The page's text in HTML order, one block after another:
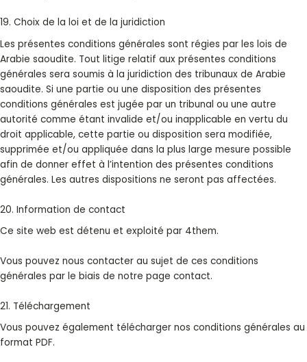
19. Choix de la loi et de la juridiction
Les présentes conditions générales sont régies par les lois de
Arabie saoudite. Tout litige relatif aux présentes conditions
générales sera soumis à la juridiction des tribunaux de Arabie
saoudite. Si une partie ou une disposition des présentes
conditions générales est jugée par un tribunal ou une autre
autorité comme étant invalide et/ou inapplicable en vertu du
droit applicable, cette partie ou disposition sera modifiée,
supprimée et/ou appliquée dans la plus large mesure possible
afin de donner effet à l’intention des présentes conditions
générales. Les autres dispositions ne seront pas affectées.
20. Information de contact
Ce site web est détenu et exploité par 4them.
Vous pouvez nous contacter au sujet de ces conditions
générales par le biais de notre page contact.
21. Téléchargement
Vous pouvez également télécharger nos conditions générales au
format PDF.